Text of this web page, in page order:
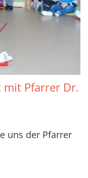
Pfarrer Dr.
uns der Pfarrer